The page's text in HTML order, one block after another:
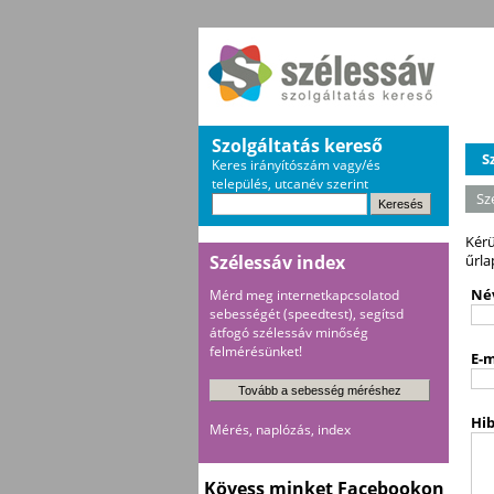
Szolgáltatás kereső
Keres irányítószám vagy/és
település, utcanév szerint
Szélessáv index
Mérd meg internetkapcsolatod
sebességét (speedtest), segítsd
átfogó szélessáv minőség
felmérésünket!
Mérés, naplózás, index
Kövess minket Facebookon
E-